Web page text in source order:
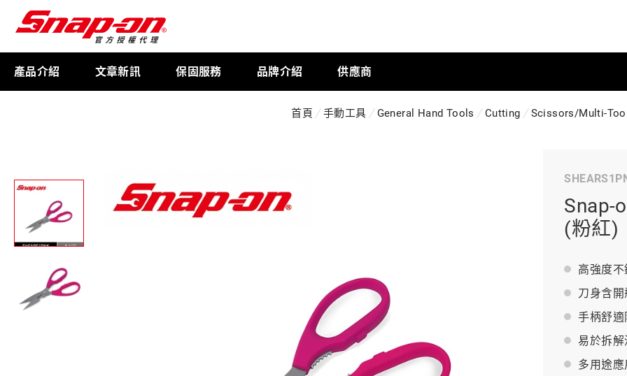
產品介紹
扭力扳手
工業半導體
BAHCO 瑞典魚牌
文章新訊 保固服務 品牌介紹 供應商
首頁 手動工具 General Hand Tools Cutting Scissors/Multi-
Snap-
(粉紅)
高強度
刀身含
手柄舒
易於拆解
多用途